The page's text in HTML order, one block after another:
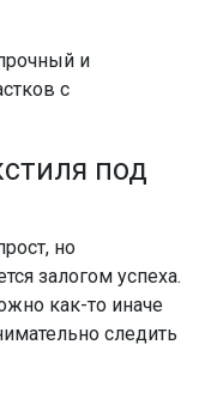
и
с
под
но
залогом успеха.
как-то иначе
следить